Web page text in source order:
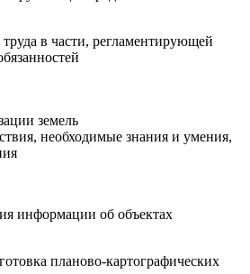
в части, регламентирующей
земель
необходимые знания и умения,
информации об объектах
планово-картографических